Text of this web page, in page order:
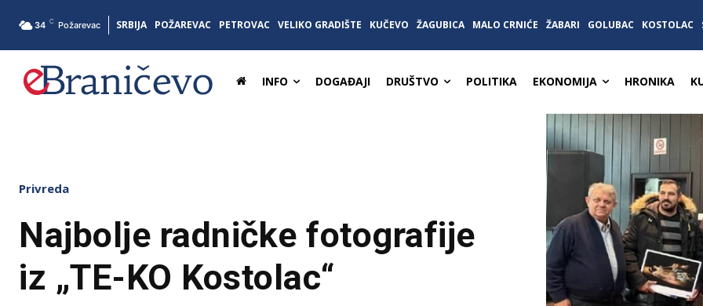
34 C Požarevac SRBIJA POŽAREVAC PETROVAC VELIKO GRADIŠTE KUČEVO ŽAGUBICA MALO CRNIĆE ŽABARI GOLUBAC KOSTOLAC
INFO DOGAĐAJI DRUŠTVO POLITIKA EKONOMIJA HRONIKA
Privreda
Najbolje radničke fotografije
iz „TE-KO Kostolac“